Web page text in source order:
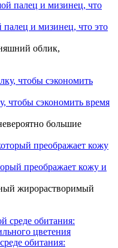
и мизинец, что это
облик,
чтобы сэкономить время
большие
преображает кожу и
жирорастворимый
обитания: